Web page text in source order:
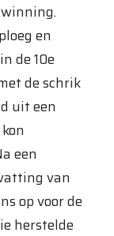
en
de 10e
de schrik
uit een
een
van
op voor de
herstelde